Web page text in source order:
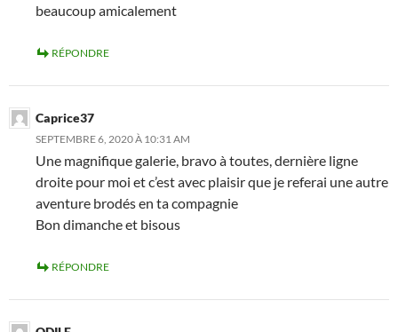
beaucoup amicalement
RÉPONDRE
Caprice37
SEPTEMBRE 6, 2020 À 10:31 AM
Une magnifique galerie, bravo à toutes, dernière ligne
droite pour moi et c’est avec plaisir que je referai une autre
aventure brodés en ta compagnie
Bon dimanche et bisous
RÉPONDRE